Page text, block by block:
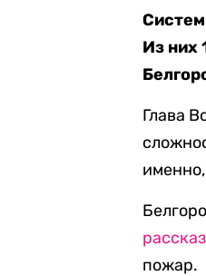
Из них
Глава
пожар.